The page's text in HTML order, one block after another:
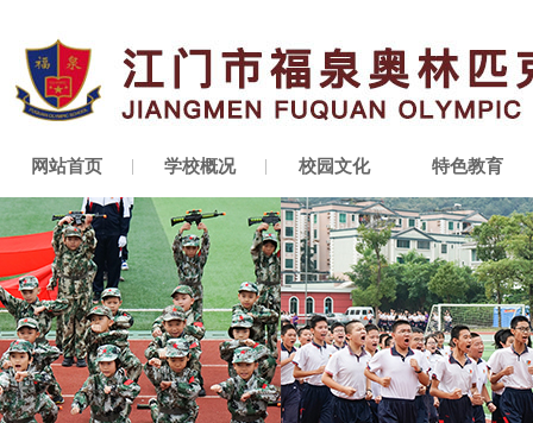
网站首页 学校概况 校园文化 特色教育